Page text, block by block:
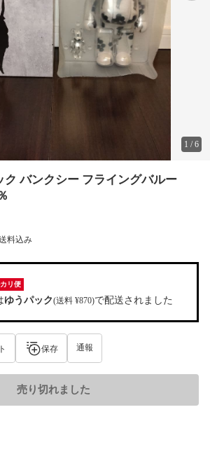
1 /6
ク バンクシー フライングバルー
料込み
リ便
ゆうパック(送料 ¥870)で配送されました
保存 通報
売り切れました